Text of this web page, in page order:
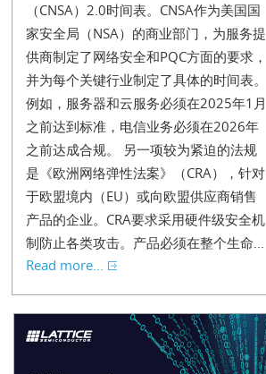
（CNSA）2.0时间表。CNSA作为美国国
家安全局（NSA）的商业部门，为服务提
供商制定了网络安全和PQC方面的要求，
并为每个关键行业制定了具体的时间表。
例如，服务器和云服务必须在2025年1月
之前达到标准，电信业务必须在2026年
之前达成合规。 另一项较为紧迫的法规
是《欧洲网络弹性法案》（CRA），针对
于欧盟境内（EU）或向欧盟供应商销售
产品的企业。CRA要求采用硬件级安全机
制防止各类攻击。产品必须在整个生命...
Read more...